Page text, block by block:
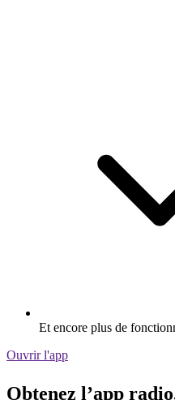
Et encore plus de
Ouvrir l'app
Obtenez l’app